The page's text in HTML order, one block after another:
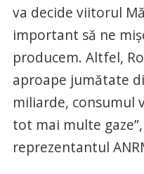
va decide viitorul
important să ne
producem. Altfel,
aproape jumătate
miliarde, consumul
tot mai multe
reprezentantul